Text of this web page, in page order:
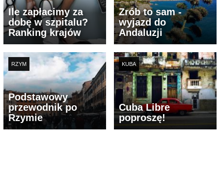
Ile zapłacimy za
dobę w szpitalu?
Ranking krajów
Zrób to sam -
wyjazd do
Andaluzji
RZYM
Podstawowy
przewodnik po
Rzymie
KUBA
Cuba Libre
poproszę!